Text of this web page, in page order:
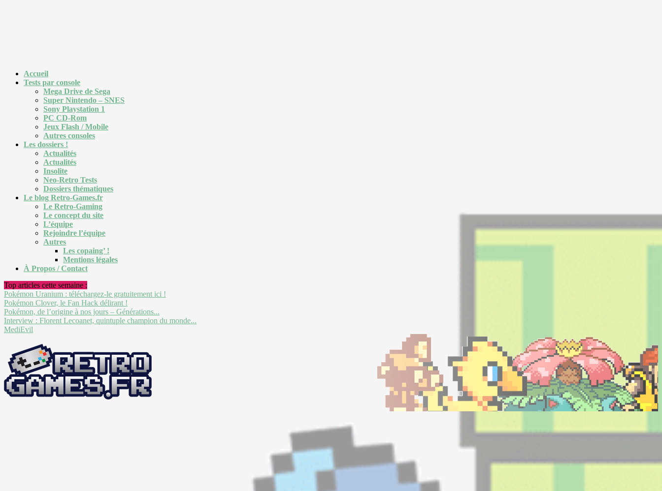
Accueil
Tests par console
Mega Drive de Sega
Super Nintendo – SNES
Sony Playstation 1
PC CD-Rom
Jeux Flash / Mobile
Autres consoles
Les dossiers !
Actualités
Actualités
Insolite
Neo-Retro Tests
Dossiers thématiques
Le blog Retro-Games.fr
Le Retro-Gaming
Le concept du site
L’équipe
Rejoindre l’équipe
Autres
Les copaing’ !
Mentions légales
À Propos / Contact
Top articles cette semaine :
Pokémon Uranium : téléchargez-le gratuitement ici !
Pokémon Clover, le Fan Hack délirant !
Pokémon, de l’origine à nos jours – Générations...
Interview : Florent Lecoanet, quintuple champion du monde...
MediEvil